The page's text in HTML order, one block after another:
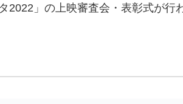
2022」の上映審査会・表彰式が行